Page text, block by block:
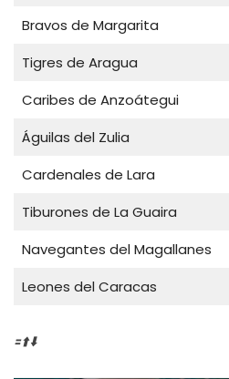
Bravos de Margarita
Tigres de Aragua
Caribes de Anzoátegui
Águilas del Zulia
Cardenales de Lara
Tiburones de La Guaira
Navegantes del Magallanes
Leones del Caracas
🟰⬆️⬇️